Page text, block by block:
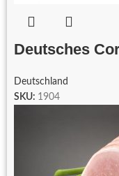
Deutsches
Deutschland
SKU: 1904